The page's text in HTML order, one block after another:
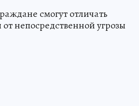
смогут отличать
непосредственной угрозы